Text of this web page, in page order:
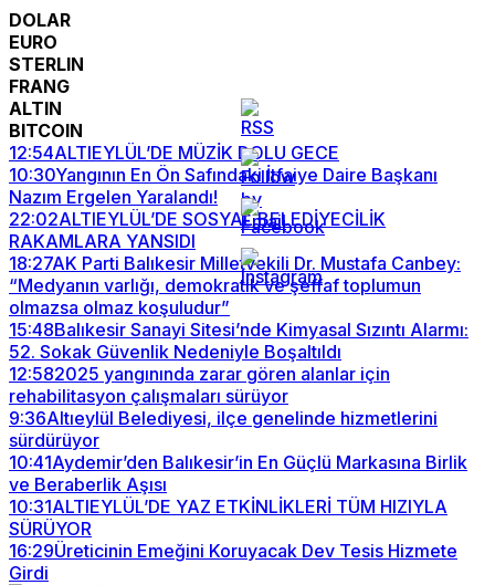
DOLAR
EURO
STERLIN
FRANG
ALTIN
BITCOIN
12:54ALTIEYLÜL’DE MÜZİK DOLU GECE
10:30Yangının En Ön Safındaki İtfaiye Daire Başkanı
Nazım Ergelen Yaralandı!
22:02ALTIEYLÜL’DE SOSYAL BELEDİYECİLİK
RAKAMLARA YANSIDI
18:27AK Parti Balıkesir Milletvekili Dr. Mustafa Canbey:
“Medyanın varlığı, demokratik ve şeffaf toplumun
olmazsa olmaz koşuludur”
15:48Balıkesir Sanayi Sitesi’nde Kimyasal Sızıntı Alarmı:
52. Sokak Güvenlik Nedeniyle Boşaltıldı
12:582025 yangınında zarar gören alanlar için
rehabilitasyon çalışmaları sürüyor
9:36Altıeylül Belediyesi, ilçe genelinde hizmetlerini
sürdürüyor
10:41Aydemir’den Balıkesir’in En Güçlü Markasına Birlik
ve Beraberlik Aşısı
10:31ALTIEYLÜL’DE YAZ ETKİNLİKLERİ TÜM HIZIYLA
SÜRÜYOR
16:29Üreticinin Emeğini Koruyacak Dev Tesis Hizmete
Girdi